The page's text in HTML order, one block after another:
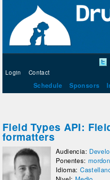
Login Contact
Schedule Sponsors
Field Types API:
formatters
Audiencia:
Ponentes:
Idioma: